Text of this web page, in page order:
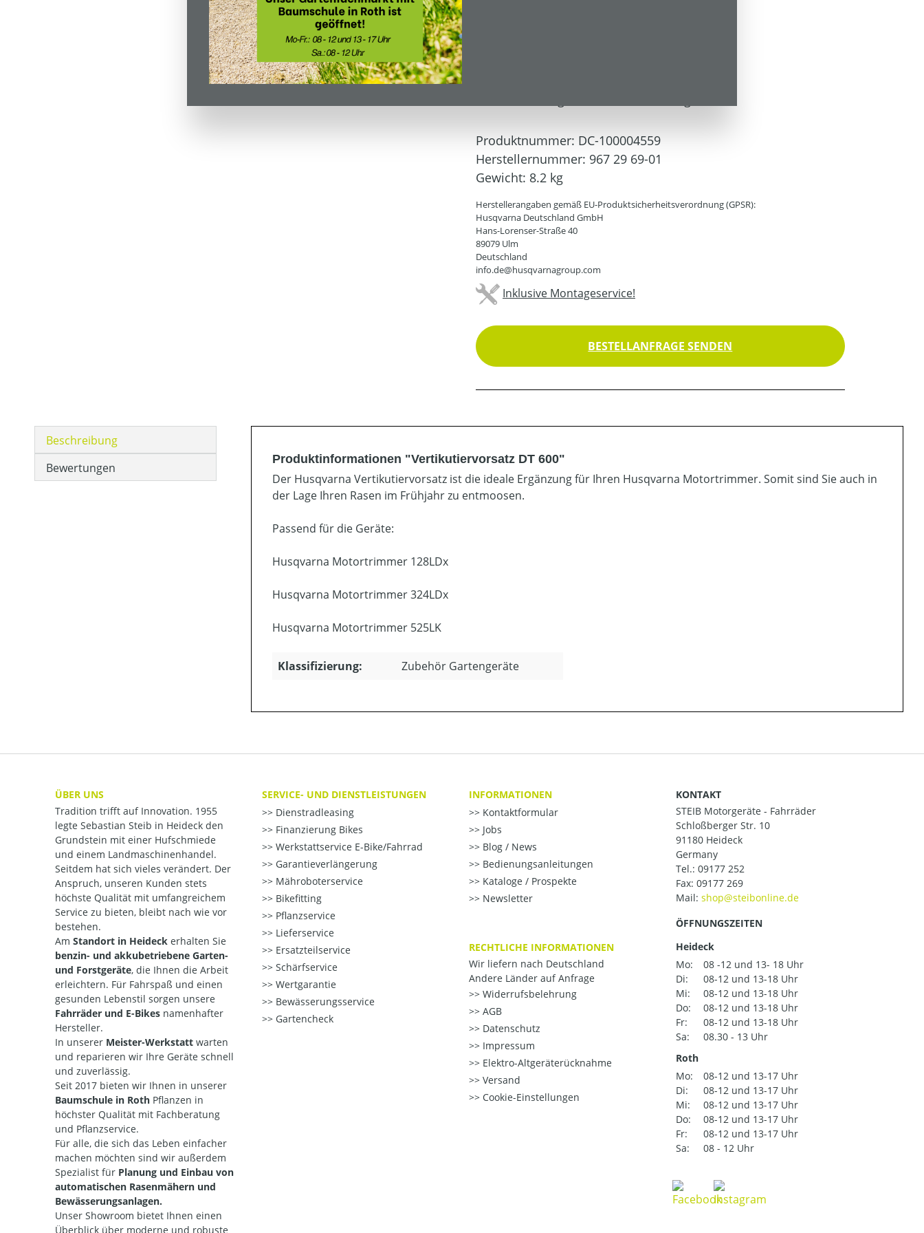
Produktnummer: DC-100004559
Herstellernummer: 967 29 69-01
Gewicht: 8.2 kg
Herstellerangaben gemäß EU-Produktsicherheitsverordnung (GPSR):
Husqvarna Deutschland GmbH
Hans-Lorenser-Straße 40
89079 Ulm
Deutschland
info.de@husqvarnagroup.com
Inklusive Montageservice!
BESTELLANFRAGE SENDEN
Beschreibung
Bewertungen
Produktinformationen "Vertikutiervorsatz DT 600"
Der Husqvarna Vertikutiervorsatz ist die ideale Ergänzung für Ihren Husqvarna Motortrimmer. Somit sind Sie auch in
der Lage Ihren Rasen im Frühjahr zu entmoosen.
Passend für die Geräte:
Husqvarna Motortrimmer 128LDx
Husqvarna Motortrimmer 324LDx
Husqvarna Motortrimmer 525LK
Klassifizierung: Zubehör Gartengeräte
ÜBER UNS
Tradition trifft auf Innovation. 1955
legte Sebastian Steib in Heideck den
Grundstein mit einer Hufschmiede
und einem Landmaschinenhandel.
Seitdem hat sich vieles verändert. Der
Anspruch, unseren Kunden stets
höchste Qualität mit umfangreichem
Service zu bieten, bleibt nach wie vor
bestehen.
Am Standort in Heideck erhalten Sie
benzin- und akkubetriebene Garten-
und Forstgeräte, die Ihnen die Arbeit
erleichtern. Für Fahrspaß und einen
gesunden Lebenstil sorgen unsere
Fahrräder und E-Bikes namenhafter
Hersteller.
In unserer Meister-Werkstatt warten
und reparieren wir Ihre Geräte schnell
und zuverlässig.
Seit 2017 bieten wir Ihnen in unserer
Baumschule in Roth Pflanzen in
höchster Qualität mit Fachberatung
und Pflanzservice.
Für alle, die sich das Leben einfacher
machen möchten sind wir außerdem
Spezialist für Planung und Einbau von
automatischen Rasenmähern und
Bewässerungsanlagen.
Unser Showroom bietet Ihnen einen
Überblick über moderne und robuste
SERVICE- UND DIENSTLEISTUNGEN
Dienstradleasing
Finanzierung Bikes
Werkstattservice E-Bike/Fahrrad
Garantieverlängerung
Mähroboterservice
Bikefitting
Pflanzservice
Lieferservice
Ersatzteilservice
Schärfservice
Wertgarantie
Bewässerungsservice
Gartencheck
INFORMATIONEN
Kontaktformular
Jobs
Blog / News
Bedienungsanleitungen
Kataloge / Prospekte
Newsletter
RECHTLICHE INFORMATIONEN
Wir liefern nach Deutschland
Andere Länder auf Anfrage
Widerrufsbelehrung
AGB
Datenschutz
Impressum
Elektro-Altgeräterücknahme
Versand
Cookie-Einstellungen
KONTAKT
STEIB Motorgeräte - Fahrräder
Schloßberger Str. 10
91180 Heideck
Germany
Tel.: 09177 252
Fax: 09177 269
Mail:
ÖFFNUNGSZEITEN
Heideck
Mo:
08 -12 und 13- 18 Uhr
Di:
08-12 und 13-18 Uhr
Mi:
08-12 und 13-18 Uhr
Do:
08-12 und 13-18 Uhr
Fr:
08-12 und 13-18 Uhr
Sa:
08.30 - 13 Uhr
Roth
Mo:
08-12 und 13-17 Uhr
Di:
08-12 und 13-17 Uhr
Mi:
08-12 und 13-17 Uhr
Do:
08-12 und 13-17 Uhr
Fr:
08-12 und 13-17 Uhr
Sa:
08 - 12 Uhr